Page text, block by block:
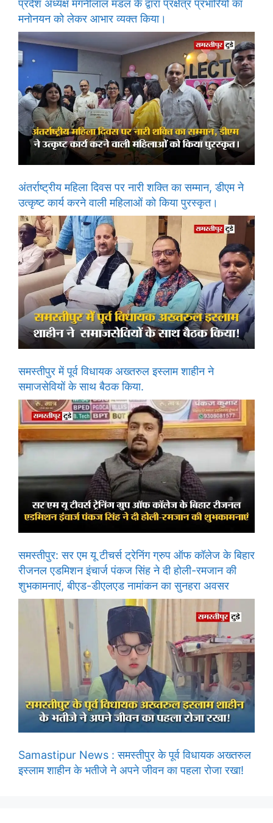
प्रदेश अध्यक्ष मंगनीलाल मंडल के द्वारा प्रक्षेत्र प्रभारियों का
मनोनयन को लेकर आभार व्यक्त किया।
अंतर्राष्ट्रीय महिला दिवस पर नारी शक्ति का सम्मान, डीएम ने
उत्कृष्ट कार्य करने वाली महिलाओं को किया पुरस्कृत।
समस्तीपुर में पूर्व विधायक अख्तरुल इस्लाम शाहीन ने
समाजसेवियों के साथ बैठक किया.
समस्तीपुर: सर एम यू टीचर्स ट्रेनिंग ग्रुप ऑफ कॉलेज के बिहार
रीजनल एडमिशन इंचार्ज पंकज सिंह ने दी होली-रमजान की
शुभकामनाएं, बीएड-डीएलएड नामांकन का सुनहरा अवसर
Samastipur News : समस्तीपुर के पूर्व विधायक अख्तरुल
इस्लाम शाहीन के भतीजे ने अपने जीवन का पहला रोजा रखा!